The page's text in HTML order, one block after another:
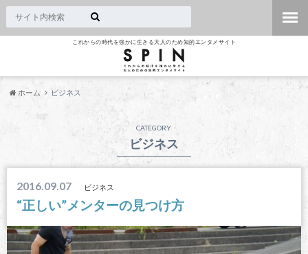
これからの時代を強かに生きる大人のため知的エンタメサイト
ホーム ビジネス
CATEGORY
ビジネス
2016.09.07 ビジネス
“正しい”メンターの見つけ方